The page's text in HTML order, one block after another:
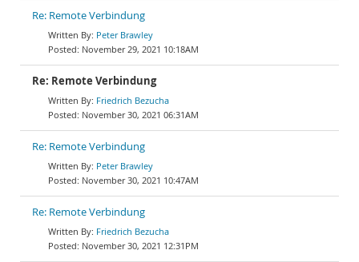
Re: Remote Verbindung
Peter Brawley
November 29, 2021 10:18AM
Re: Remote Verbindung
Friedrich Bezucha
November 30, 2021 06:31AM
Re: Remote Verbindung
Peter Brawley
November 30, 2021 10:47AM
Re: Remote Verbindung
Friedrich Bezucha
November 30, 2021 12:31PM